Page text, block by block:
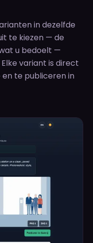
in dezelfde
te kiezen — de
u bedoelt —
variant is direct
en te publiceren in